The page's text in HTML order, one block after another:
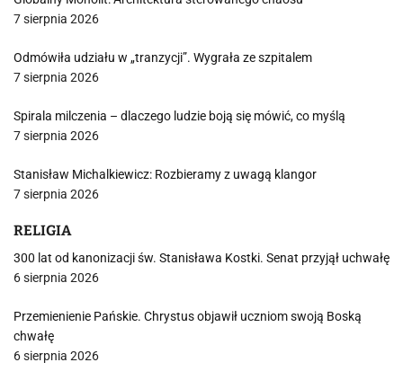
7 sierpnia 2026
Odmówiła udziału w „tranzycji”. Wygrała ze szpitalem
7 sierpnia 2026
Spirala milczenia – dlaczego ludzie boją się mówić, co myślą
7 sierpnia 2026
Stanisław Michalkiewicz: Rozbieramy z uwagą klangor
7 sierpnia 2026
RELIGIA
300 lat od kanonizacji św. Stanisława Kostki. Senat przyjął uchwałę
6 sierpnia 2026
Przemienienie Pańskie. Chrystus objawił uczniom swoją Boską
chwałę
6 sierpnia 2026